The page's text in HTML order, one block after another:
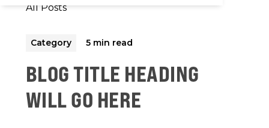
All Posts
Category 5 min read
BLOG TITLE HEADING
WILL GO HERE